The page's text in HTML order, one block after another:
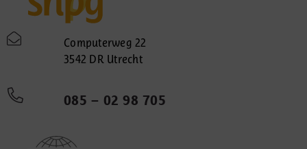
Computerweg 22
3542 DR Utrecht
085 – 02 98 705